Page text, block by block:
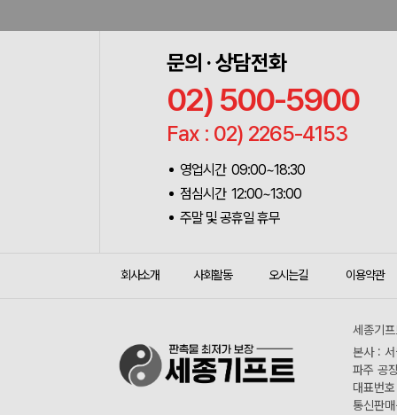
문의 · 상담전화
02) 500-5900
Fax : 02) 2265-4153
영업시간 09:00~18:30
점심시간 12:00~13:00
주말 및 공휴일 휴무
회사소개 사회활동 오시는길 이용약관
세종기
본사 :
파주 공
대표번
통신판